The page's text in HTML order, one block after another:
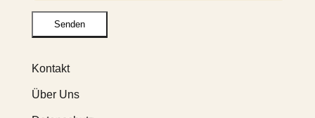
Kontakt
Über Uns